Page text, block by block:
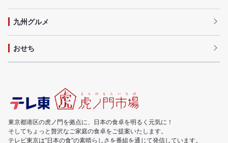
九州グルメ
おせち
東京都港区の虎ノ門を拠点に、日本の食卓を明るく元気に！
そしてちょっと贅沢なご家庭の食卓をご提案いたします。
テレビ東京は"日本の食"の素晴らしさを番組を通じて発信しています。